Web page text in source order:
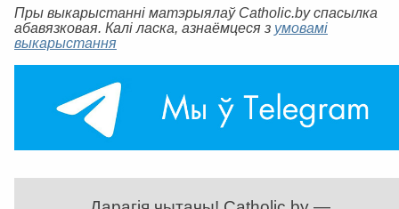
Пры выкарыстанні матэрыялаў Catholic.by спасылка
абавязковая. Калі ласка, азнаёмцеся з умовамі
выкарыстання